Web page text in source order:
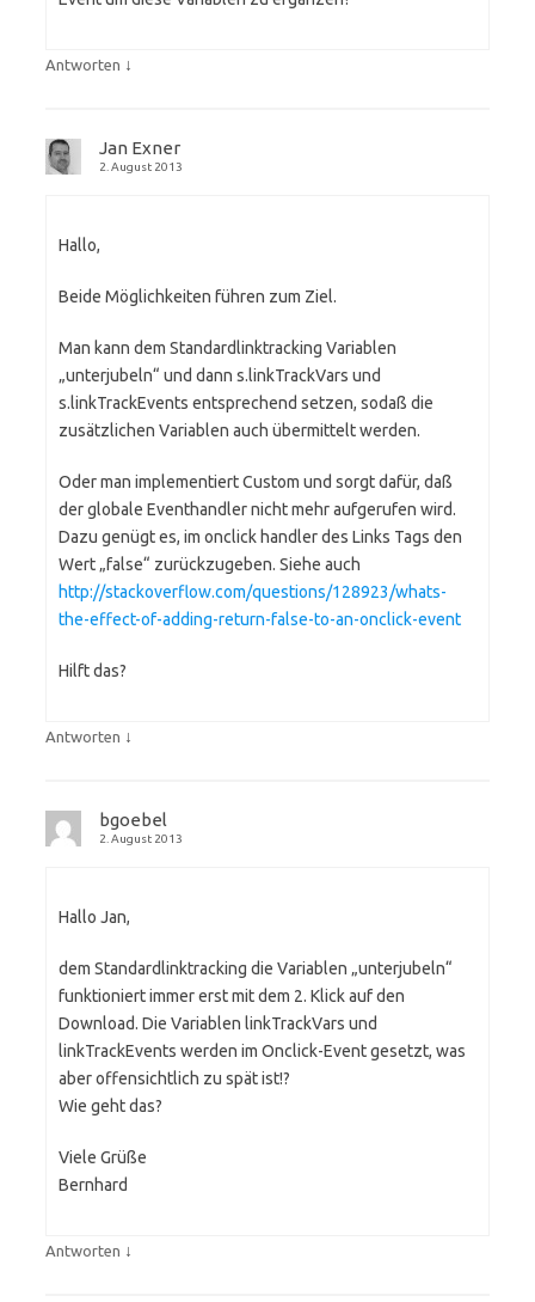
Antworten ↓
Jan Exner
2. August 2013
Hallo,
Beide Möglichkeiten führen zum Ziel.
Man kann dem Standardlinktracking Variablen
„unterjubeln“ und dann s.linkTrackVars und
s.linkTrackEvents entsprechend setzen, sodaß die
zusätzlichen Variablen auch übermittelt werden.
Oder man implementiert Custom und sorgt dafür, daß
der globale Eventhandler nicht mehr aufgerufen wird.
Dazu genügt es, im onclick handler des Links Tags den
Wert „false“ zurückzugeben. Siehe auch
http://stackoverflow.com/questions/128923/whats-
the-effect-of-adding-return-false-to-an-onclick-event
Hilft das?
Antworten ↓
bgoebel
2. August 2013
Hallo Jan,
dem Standardlinktracking die Variablen „unterjubeln“
funktioniert immer erst mit dem 2. Klick auf den
Download. Die Variablen linkTrackVars und
linkTrackEvents werden im Onclick-Event gesetzt, was
aber offensichtlich zu spät ist!?
Wie geht das?
Viele Grüße
Bernhard
Antworten ↓